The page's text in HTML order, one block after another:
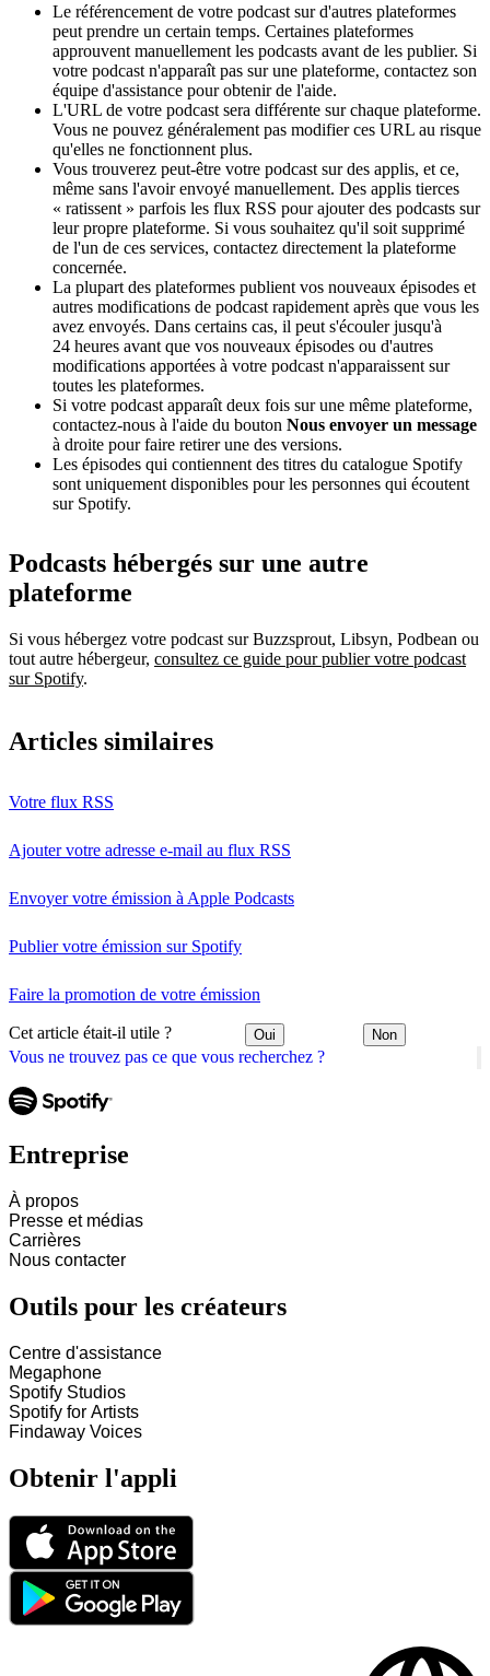
Vous ne trouvez pas ce que vous recherchez ?
Le référencement de votre podcast sur d'autres plateformes
peut prendre un certain temps. Certaines plateformes
approuvent manuellement les podcasts avant de les publier. Si
votre podcast n'apparaît pas sur une plateforme, contactez son
équipe d'assistance pour obtenir de l'aide.
L'URL de votre podcast sera différente sur chaque plateforme.
Vous ne pouvez généralement pas modifier ces URL au risque
qu'elles ne fonctionnent plus.
Vous trouverez peut-être votre podcast sur des applis, et ce,
même sans l'avoir envoyé manuellement. Des applis tierces
« ratissent » parfois les flux RSS pour ajouter des podcasts sur
leur propre plateforme. Si vous souhaitez qu'il soit supprimé
de l'un de ces services, contactez directement la plateforme
concernée.
La plupart des plateformes publient vos nouveaux épisodes et
autres modifications de podcast rapidement après que vous les
avez envoyés. Dans certains cas, il peut s'écouler jusqu'à
24 heures avant que vos nouveaux épisodes ou d'autres
modifications apportées à votre podcast n'apparaissent sur
toutes les plateformes.
Si votre podcast apparaît deux fois sur une même plateforme,
contactez-nous à l'aide du bouton Nous envoyer un message
à droite pour faire retirer une des versions.
Les épisodes qui contiennent des titres du catalogue Spotify
sont uniquement disponibles pour les personnes qui écoutent
sur Spotify.
Podcasts hébergés sur une autre
plateforme
Si vous hébergez votre podcast sur Buzzsprout, Libsyn, Podbean ou
tout autre hébergeur, consultez ce guide pour publier votre podcast
sur Spotify.
Articles similaires
Votre flux RSS
Ajouter votre adresse e-mail au flux RSS
Envoyer votre émission à Apple Podcasts
Publier votre émission sur Spotify
Faire la promotion de votre émission
Cet article était-il utile ? Oui Non
Entreprise
À propos
Presse et médias
Carrières
Nous contacter
Outils pour les créateurs
Centre d'assistance
Megaphone
Spotify Studios
Spotify for Artists
Findaway Voices
Obtenir l'appli